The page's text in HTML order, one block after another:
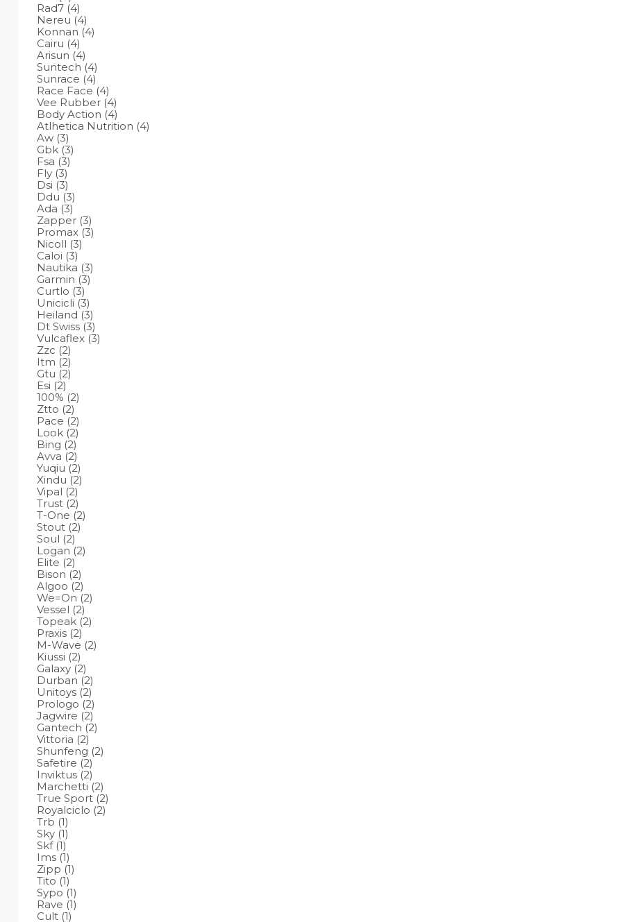
Rad7 (4)
Nereu (4)
Konnan (4)
Cairu (4)
Arisun (4)
Suntech (4)
Sunrace (4)
Race Face (4)
Vee Rubber (4)
Body Action (4)
Atlhetica Nutrition (4)
Aw (3)
Gbk (3)
Fsa (3)
Fly (3)
Dsi (3)
Ddu (3)
Ada (3)
Zapper (3)
Promax (3)
Nicoll (3)
Caloi (3)
Nautika (3)
Garmin (3)
Curtlo (3)
Unicicli (3)
Heiland (3)
Dt Swiss (3)
Vulcaflex (3)
Zzc (2)
Itm (2)
Gtu (2)
Esi (2)
100% (2)
Ztto (2)
Pace (2)
Look (2)
Bing (2)
Avva (2)
Yuqiu (2)
Xindu (2)
Vipal (2)
Trust (2)
T-One (2)
Stout (2)
Soul (2)
Logan (2)
Elite (2)
Bison (2)
Algoo (2)
We=On (2)
Vessel (2)
Topeak (2)
Praxis (2)
M-Wave (2)
Kiussi (2)
Galaxy (2)
Durban (2)
Unitoys (2)
Prologo (2)
Jagwire (2)
Gantech (2)
Vittoria (2)
Shunfeng (2)
Safetire (2)
Inviktus (2)
Marchetti (2)
True Sport (2)
Royalciclo (2)
Trb (1)
Sky (1)
Skf (1)
Ims (1)
Zipp (1)
Tito (1)
Sypo (1)
Rave (1)
Cult (1)